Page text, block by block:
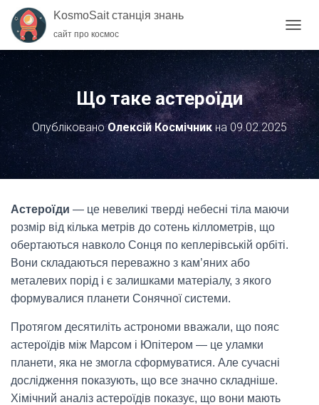
KosmoSait станція знань
сайт про космос
Е
Р
Е
М
К
Н
У
Т
И
Н
Що таке астероїди
ОпублікованоОлексій Космічник на09.02.2025
Астероїди — це невеликі тверді небесні тіла маючи
розмір від кілька метрів до сотень кіллометрів, що
обертаються навколо Сонця по кеплерівській орбіті.
Вони складаються переважно з кам’яних або
металевих порід і є залишками матеріалу, з якого
формувалися планети Сонячної системи.
Протягом десятиліть астрономи вважали, що пояс
астероїдів між Марсом і Юпітером — це уламки
планети, яка не змогла сформуватися. Але сучасні
дослідження показують, що все значно складніше.
Хімічний аналіз астероїдів показує, що вони мають